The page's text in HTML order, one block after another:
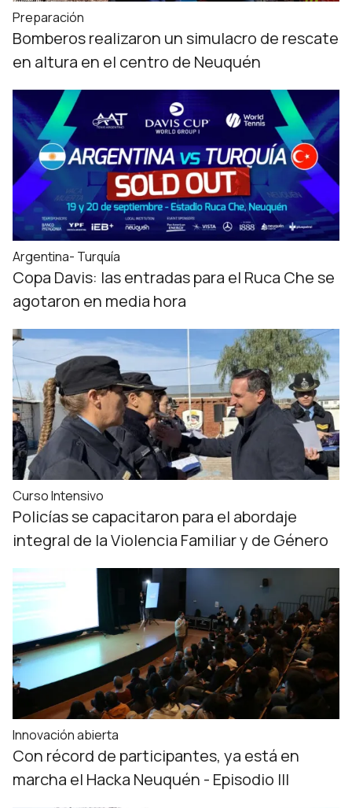
Preparación
Bomberos realizaron un simulacro de rescate
en altura en el centro de Neuquén
Argentina- Turquía
Copa Davis: las entradas para el Ruca Che se
agotaron en media hora
Curso Intensivo
Policías se capacitaron para el abordaje
integral de la Violencia Familiar y de Género
Innovación abierta
Con récord de participantes, ya está en
marcha el Hacka Neuquén - Episodio III